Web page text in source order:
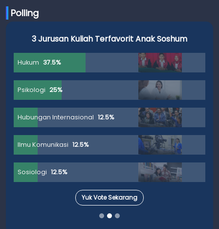
Polling
3 Jurusan Kuliah Terfavorit Anak Soshum
Hukum 37.5%
Psikologi 25%
Hubungan Internasional 12.5%
Ilmu Komunikasi 12.5%
Sosiologi 12.5%
Yuk Vote Sekarang